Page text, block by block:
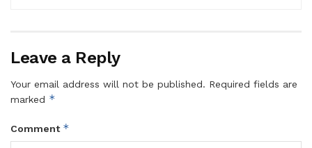
Leave a Reply
Your email address will not be published. Required fields are
marked *
Comment *